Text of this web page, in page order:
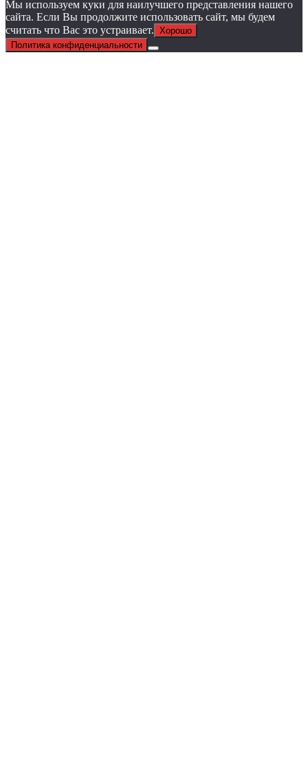
Мы используем куки для наилучшего представления нашего
сайта. Если Вы продолжите использовать сайт, мы будем
считать что Вас это устраивает. Хорошо
Политика конфиденциальности